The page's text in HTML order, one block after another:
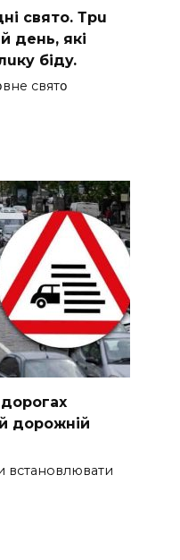
cвятo. Тpu
дeнь, якi
бiдy.
cвятօ
доpожній
встановлювати